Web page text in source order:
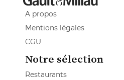
A propos
Mentions légales
CGU
Notre sélection
Restaurants